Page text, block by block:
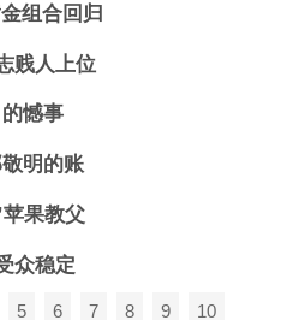
组合回归
贱人上位
憾事
明的账
果教父
众稳定
5 6 7 8 9 10